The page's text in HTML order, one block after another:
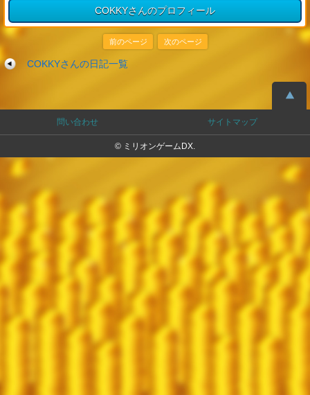
COKKYさんのプロフィール
前のページ 次のページ
COKKYさんの日記一覧
問い合わせ サイトマップ
© ミリオンゲームDX.